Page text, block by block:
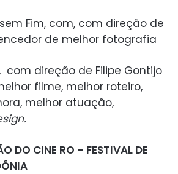
Fim, com, com direção de
de melhor fotografia
com direção de Filipe Gontijo
filme, melhor roteiro,
melhor atuação,
DO CINE RO – FESTIVAL DE